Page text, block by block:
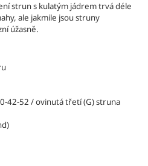
strun s kulatým jádrem trvá déle
ale jakmile jsou struny
úžasně.
42-52 / ovinutá třetí (G) struna